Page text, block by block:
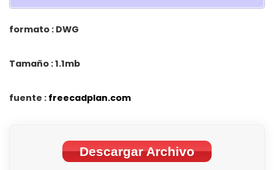
formato : DWG
Tamaño : 1.1mb
fuente : freecadplan.com
Descargar Archivo